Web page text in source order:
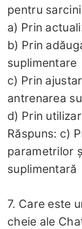
pentru
a) Prin
b) Prin
suplimentare
c) Prin
antrenarea
d) Prin
Răspuns: c)
parametrilor
suplimentară
7. Care este
cheie ale